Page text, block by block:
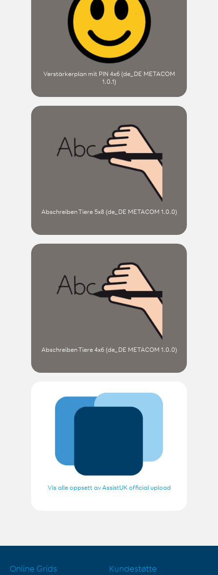
Verstärkerplan mit PIN 4x6 (de_DE METACOM
1.0.1)
Abschreiben Tiere 5x8 (de_DE METACOM 1.0.0)
Abschreiben Tiere 4x6 (de_DE METACOM 1.0.0)
Vis alle oppsett av AssistUK official upload
Online Grids Kundestøtte